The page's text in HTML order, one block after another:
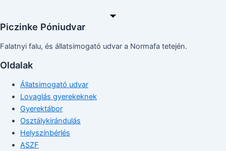
Piczinke Póniudvar
Falatnyi falu, és állatsimogató udvar a Normafa tetején.
Oldalak
Állatsimogató udvar
Lovaglás gyerekeknek
Gyerektábor
Osztálykirándulás
Helyszínbérlés
ASZF